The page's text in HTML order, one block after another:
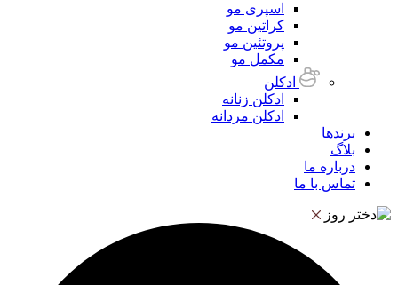
اسپری مو
کراتین مو
پروتئین مو
مکمل مو
ادکلن
ادکلن زنانه
ادکلن مردانه
برندها
بلاگ
درباره ما
تماس با ما